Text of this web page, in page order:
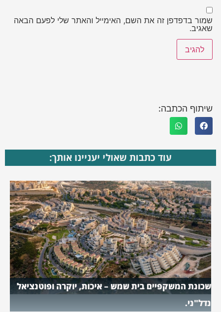
שמור בדפדפן זה את השם, האימייל והאתר שלי לפעם הבאה
שאגיב.
שיתוף הכתבה:
עוד כתבות שאולי יעניינו אותך:
שכונת המשקפיים בית שמש – איכות, יוקרה ופוטנציאל
נדל"ני.